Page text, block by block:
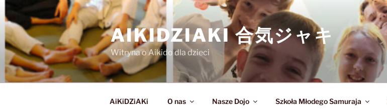
do
treści
AIKIDZIAKI 合気ジャキ
Witryna o Aikido dla dzieci
AiKiDZiAKi O nas Nasze Dojo Szkoła Młodego Samuraja